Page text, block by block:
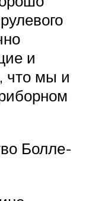
и
что мы и
Болле-